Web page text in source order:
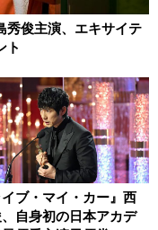
秀俊主演、エキサイテ
ト
イブ・マイ・カー』西
自身初の日本アカデ